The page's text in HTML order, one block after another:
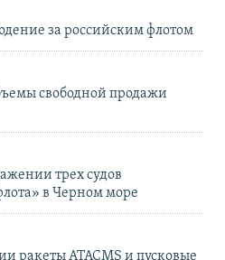
за российским флотом
свободной продажи
трех судов
в Черном море
ракеты ATACMS и пусковые